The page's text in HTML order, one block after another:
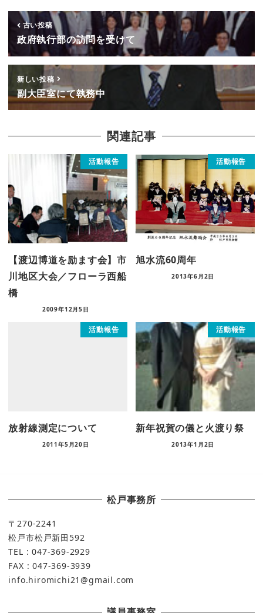
古い投稿
政府執行部の訪問を受けて
新しい投稿
副大臣室にて執務中
関連記事
活動報告
【渡辺博道を励ます会】市
川地区大会／フローラ西船
橋
2009年12月5日
活動報告
旭水流60周年
2013年6月2日
活動報告
放射線測定について
2011年5月20日
活動報告
新年祝賀の儀と火渡り祭
2013年1月2日
松戸事務所
〒270-2241
松戸市松戸新田592
TEL : 047-369-2929
FAX : 047-369-3939
info.hiromichi21@gmail.com